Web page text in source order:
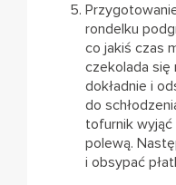
rondelku
co jakiś czas
czekolada
dokładnie i
do
tofurnik
polewą.
i obsypać